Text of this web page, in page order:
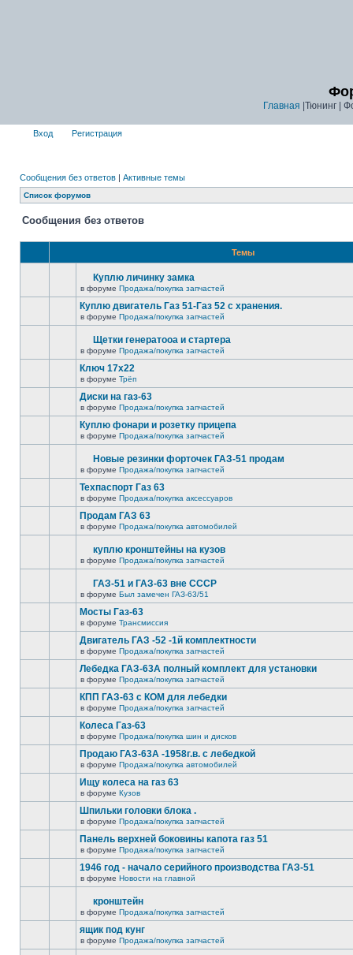
Главная |Тюнинг |
Вход Регистрация
Сообщения без ответов | Активные темы
Список форумов
Сообщения без ответов
Темы
Куплю личинку замка
в форуме Продажа/покупка запчастей
Куплю двигатель Газ 51-Газ 52 с хранения.
в форуме Продажа/покупка запчастей
Щетки генератооа и стартера
в форуме Продажа/покупка запчастей
Ключ 17х22
в форуме Трёп
Диски на газ-63
в форуме Продажа/покупка запчастей
Куплю фонари и розетку прицепа
в форуме Продажа/покупка запчастей
Новые резинки форточек ГАЗ-51 продам
в форуме Продажа/покупка запчастей
Техпаспорт Газ 63
в форуме Продажа/покупка аксессуаров
Продам ГАЗ 63
в форуме Продажа/покупка автомобилей
куплю кронштейны на кузов
в форуме Продажа/покупка запчастей
ГАЗ-51 и ГАЗ-63 вне СССР
в форуме Был замечен ГАЗ-63/51
Мосты Газ-63
в форуме Трансмиссия
Двигатель ГАЗ -52 -1й комплектности
в форуме Продажа/покупка запчастей
Лебедка ГАЗ-63А полный комплект для установки
в форуме Продажа/покупка запчастей
КПП ГАЗ-63 с КОМ для лебедки
в форуме Продажа/покупка запчастей
Колеса Газ-63
в форуме Продажа/покупка шин и дисков
Продаю ГАЗ-63А -1958г.в. с лебедкой
в форуме Продажа/покупка автомобилей
Ищу колеса на газ 63
в форуме Кузов
Шпильки головки блока .
в форуме Продажа/покупка запчастей
Панель верхней боковины капота газ 51
в форуме Продажа/покупка запчастей
1946 год - начало серийного производства ГАЗ-51
в форуме Новости на главной
кронштейн
в форуме Продажа/покупка запчастей
ящик под кунг
в форуме Продажа/покупка запчастей